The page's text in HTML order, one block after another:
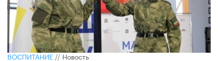
ВОСПИТАНИЕ//Новость